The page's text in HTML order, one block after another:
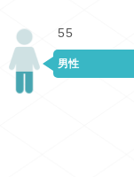
男性
55